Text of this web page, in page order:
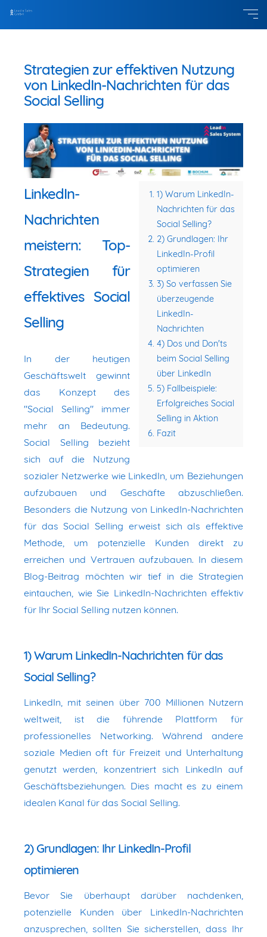
Strategien zur effektiven Nutzung
von LinkedIn-Nachrichten für das
Social Selling
1) Warum LinkedIn-
Nachrichten für das
Social Selling?
2) Grundlagen: Ihr
LinkedIn-Profil
optimieren
3) So verfassen Sie
überzeugende
LinkedIn-
Nachrichten
4) Dos und Don'ts
beim Social Selling
über LinkedIn
5) Fallbeispiele:
Erfolgreiches Social
Selling in Aktion
Fazit
LinkedIn-
Nachrichten
meistern: Top-
Strategien für
effektives Social
Selling
In der heutigen
Geschäftswelt gewinnt
das Konzept des
"Social Selling" immer
mehr an Bedeutung.
Social Selling bezieht
sich auf die Nutzung
sozialer Netzwerke wie LinkedIn, um Beziehungen
aufzubauen und Geschäfte abzuschließen.
Besonders die Nutzung von LinkedIn-Nachrichten
für das Social Selling erweist sich als effektive
Methode, um potenzielle Kunden direkt zu
erreichen und Vertrauen aufzubauen. In diesem
Blog-Beitrag möchten wir tief in die Strategien
eintauchen, wie Sie LinkedIn-Nachrichten effektiv
für Ihr Social Selling nutzen können.
1) Warum LinkedIn-Nachrichten für das
Social Selling?
LinkedIn, mit seinen über 700 Millionen Nutzern
weltweit, ist die führende Plattform für
professionelles Networking. Während andere
soziale Medien oft für Freizeit und Unterhaltung
genutzt werden, konzentriert sich LinkedIn auf
Geschäftsbeziehungen. Dies macht es zu einem
idealen Kanal für das Social Selling.
2) Grundlagen: Ihr LinkedIn-Profil
optimieren
Bevor Sie überhaupt darüber nachdenken,
potenzielle Kunden über LinkedIn-Nachrichten
anzusprechen, sollten Sie sicherstellen, dass Ihr